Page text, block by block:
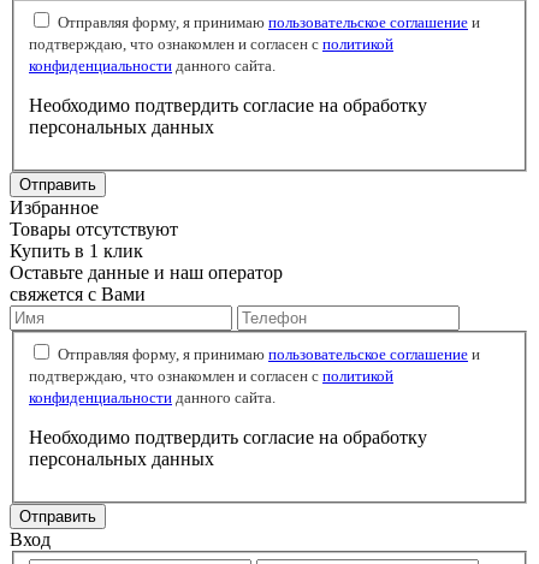
Отправляя форму, я принимаю пользовательское соглашение и
подтверждаю, что ознакомлен и согласен с политикой
конфиденциальности данного сайта.
Необходимо подтвердить согласие на обработку
персональных данных
Отправить
Избранное
Товары отсутствуют
Купить в 1 клик
Оставьте данные и наш оператор
свяжется с Вами
Отправляя форму, я принимаю пользовательское соглашение и
подтверждаю, что ознакомлен и согласен с политикой
конфиденциальности данного сайта.
Необходимо подтвердить согласие на обработку
персональных данных
Отправить
Вход